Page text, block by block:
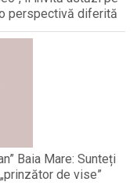
perspectivă diferită
Baia Mare: Sunteți
de vise”